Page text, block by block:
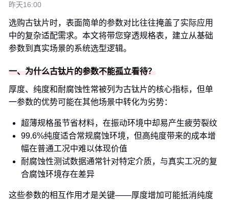
昨天16:00
选购古钛片时，表面简单的参数对比往往掩盖了实际应用
中的复杂适配需求。本文将带您穿透规格表，建立从基础
参数到真实场景的系统选型逻辑。
一、为什么古钛片的参数不能孤立看待？
厚度、纯度和耐腐蚀性常被列为古钛片的核心指标，但单
一参数的优势可能在其他场景中转化为劣势：
超薄规格虽节省材料，在振动环境中却易产生疲劳裂纹
99.6%纯度适合常规腐蚀环境，但高纯度带来的成本增
幅在普通工况中难以体现价值
耐腐蚀性测试数据通常针对特定介质，与真实工况的复
合腐蚀环境存在差异
这些参数的相互作用才是关键——厚度增加可能抵消纯度